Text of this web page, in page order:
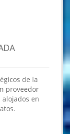
de la
proveedor
en